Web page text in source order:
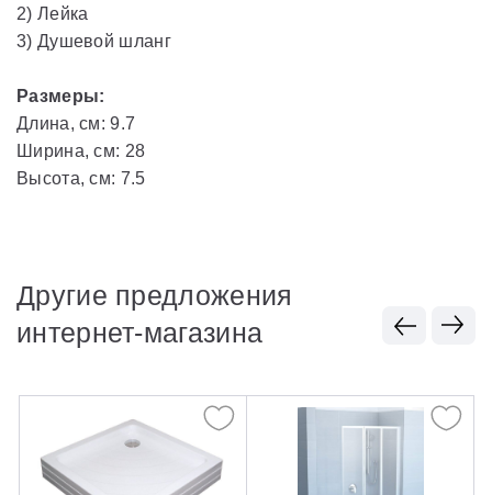
2) Лейка
3) Душевой шланг
Размеры:
Длина, см: 9.7
Ширина, см: 28
Высота, см: 7.5
Другие предложения
интернет-магазина